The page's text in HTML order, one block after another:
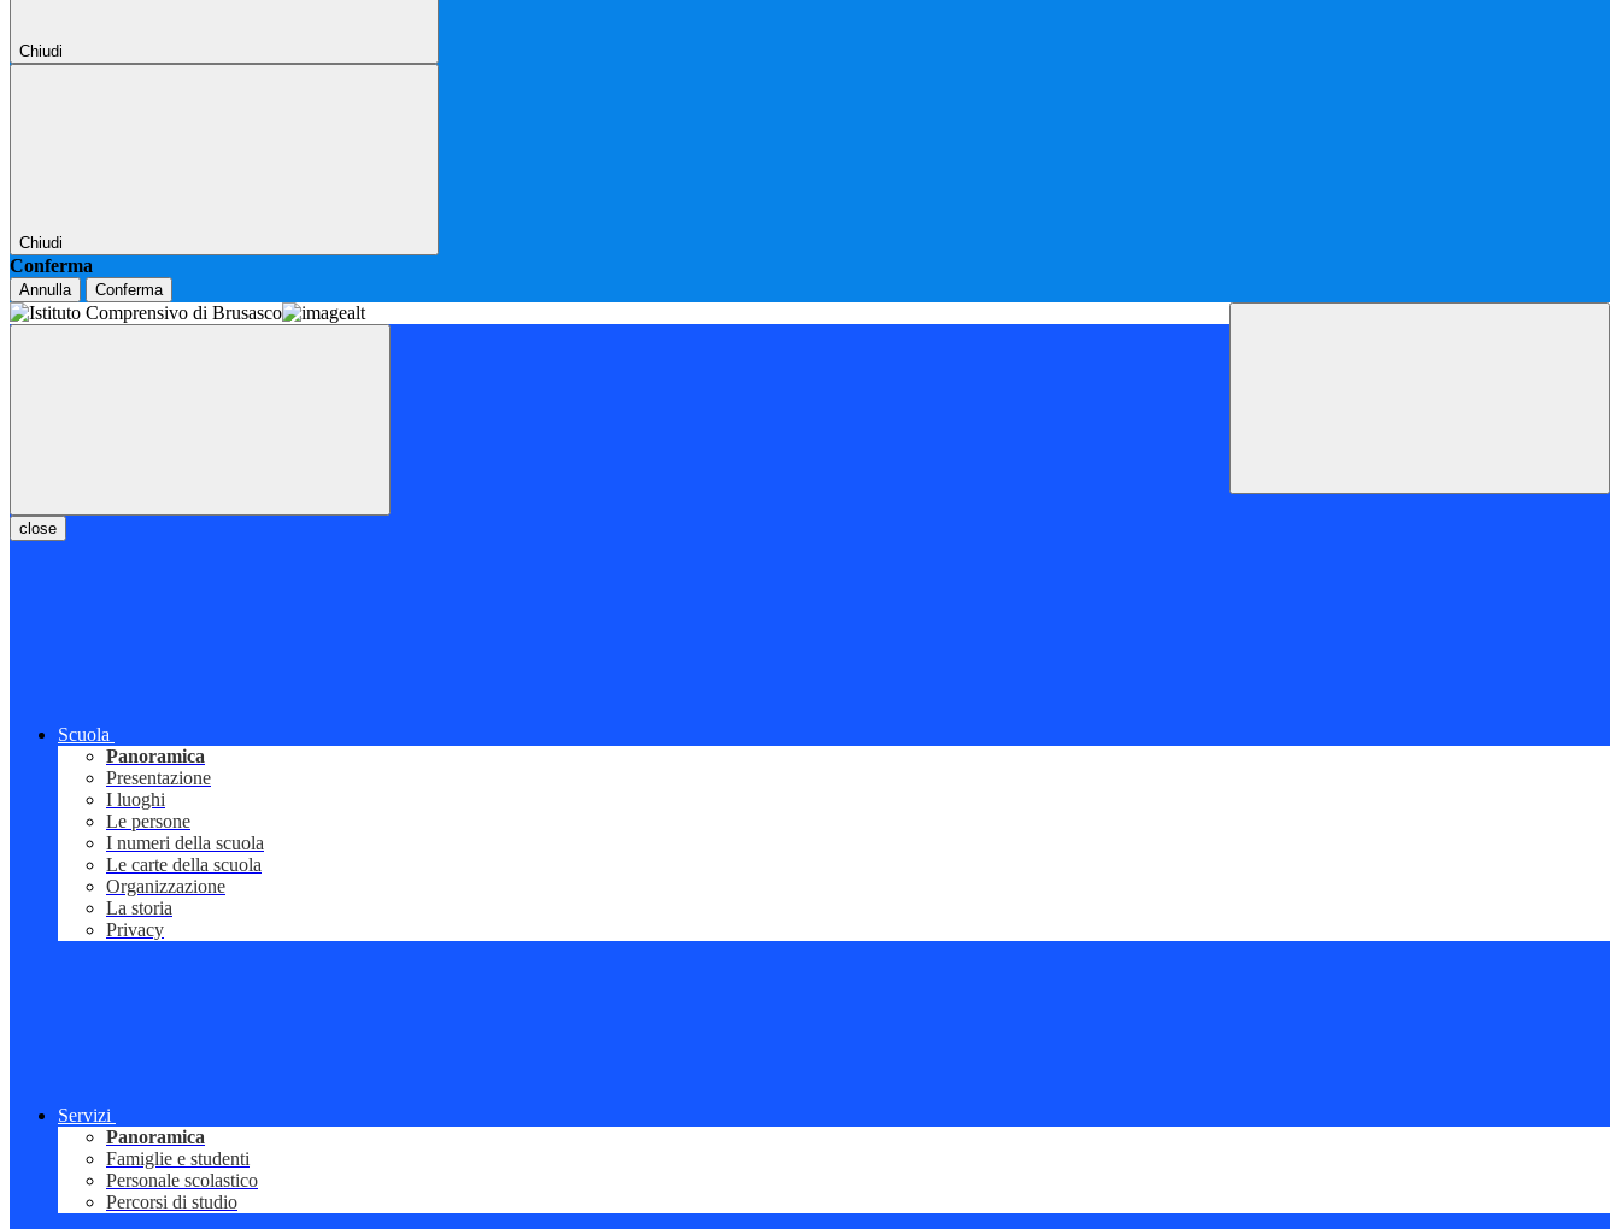
Chiudi
Chiudi
Conferma
Annulla Conferma
close
Scuola
Panoramica
Presentazione
I luoghi
Le persone
I numeri della scuola
Le carte della scuola
Organizzazione
La storia
Privacy
Servizi
Panoramica
Famiglie e studenti
Personale scolastico
Percorsi di studio